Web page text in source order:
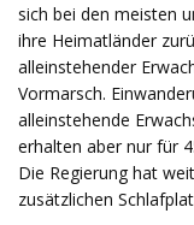
sich bei den meisten
ihre Heimatländer
alleinstehender
Vormarsch.
alleinstehende
erhalten aber nur für
Die Regierung hat
zusätzlichen